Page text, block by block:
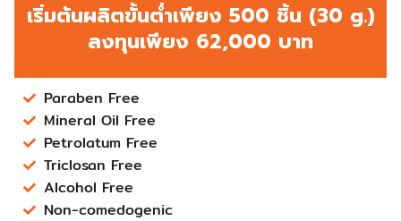
เริ่มต้นผลิตขั้นต่ำเพียง 500 ชิ้น (30 g.)
ลงทุนเพียง 62,000 บาท
Paraben Free
Mineral Oil Free
Petrolatum Free
Triclosan Free
Alcohol Free
Non-comedogenic